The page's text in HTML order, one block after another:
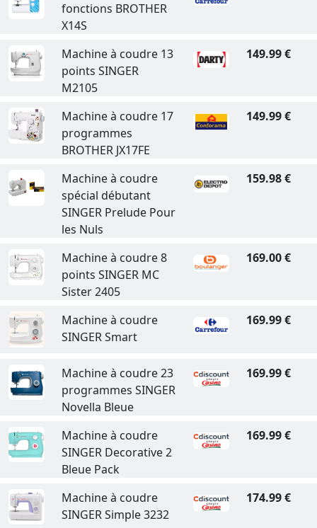
fonctions BROTHER
X14S
Machine à coudre 13
points SINGER
M2105
149.99 €
Machine à coudre 17
programmes
BROTHER JX17FE
149.99 €
Machine à coudre
spécial débutant
SINGER Prelude Pour
les Nuls
159.98 €
Machine à coudre 8
points SINGER MC
Sister 2405
169.00 €
Machine à coudre
SINGER Smart
169.99 €
Machine à coudre 23
programmes SINGER
Novella Bleue
169.99 €
Machine à coudre
SINGER Decorative 2
Bleue Pack
169.99 €
Machine à coudre
SINGER Simple 3232
174.99 €